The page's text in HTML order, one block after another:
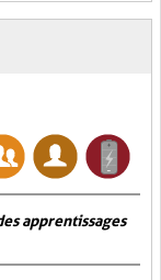
apprentissages